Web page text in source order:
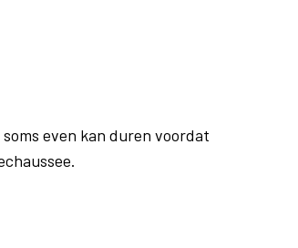
even kan duren voordat